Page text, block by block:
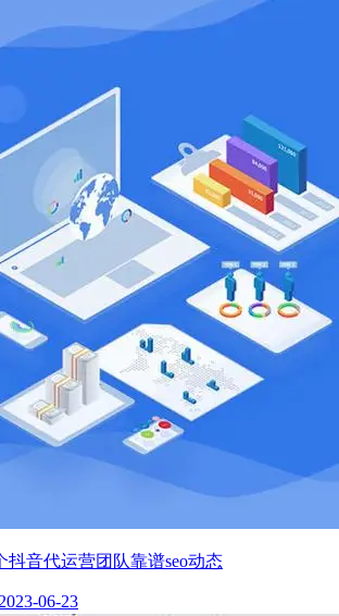
抖音代运营团队靠谱seo动态
2023-06-23